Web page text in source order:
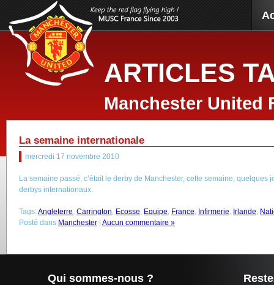
ARTICLES
Manchester United
La semaine internationale
mercredi 17 novembre 2010
La semaine passé, c’était le derby de Manchester, cette semaine, quelques
derbys internationaux.
Tags:Angleterre Carrington Ecosse Equipe France Infirmerie Irlande
Posté dans Manchester | Aucun commentaire »
Qui sommes-nous ?